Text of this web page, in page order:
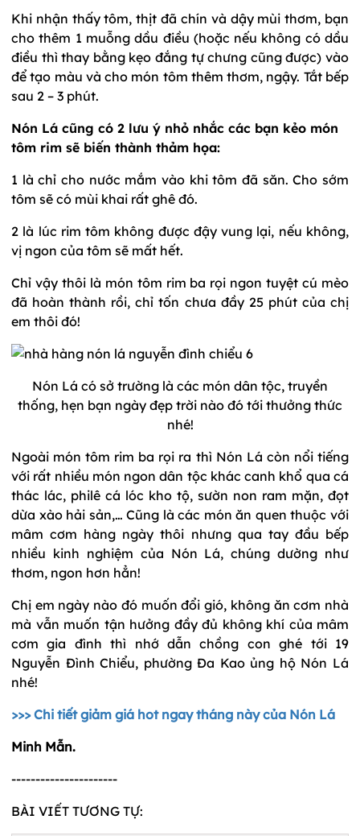
Khi nhận thấy tôm, thịt đã chín và dậy mùi thơm, bạn
cho thêm 1 muỗng dầu điều (hoặc nếu không có dầu
điều thì thay bằng kẹo đắng tự chưng cũng được) vào
để tạo màu và cho món tôm thêm thơm, ngậy. Tắt bếp
sau 2 – 3 phút.
Nón Lá cũng có 2 lưu ý nhỏ nhắc các bạn kẻo món
tôm rim sẽ biến thành thảm họa:
1 là chỉ cho nước mắm vào khi tôm đã săn. Cho sớm
tôm sẽ có mùi khai rất ghê đó.
2 là lúc rim tôm không được đậy vung lại, nếu không,
vị ngon của tôm sẽ mất hết.
Chỉ vậy thôi là món tôm rim ba rọi ngon tuyệt cú mèo
đã hoàn thành rồi, chỉ tốn chưa đầy 25 phút của chị
em thôi đó!
Nón Lá có sở trường là các món dân tộc, truyền
thống, hẹn bạn ngày đẹp trời nào đó tới thưởng thức
nhé!
Ngoài món tôm rim ba rọi ra thì Nón Lá còn nổi tiếng
với rất nhiều món ngon dân tộc khác canh khổ qua cá
thác lác, philê cá lóc kho tộ, sườn non ram mặn, đọt
dừa xào hải sản,… Cũng là các món ăn quen thuộc với
mâm cơm hàng ngày thôi nhưng qua tay đầu bếp
nhiều kinh nghiệm của Nón Lá, chúng dường như
thơm, ngon hơn hẳn!
Chị em ngày nào đó muốn đổi gió, không ăn cơm nhà
mà vẫn muốn tận hưởng đầy đủ không khí của mâm
cơm gia đình thì nhớ dẫn chồng con ghé tới 19
Nguyễn Đình Chiểu, phường Đa Kao ủng hộ Nón Lá
nhé!
>>> Chi tiết giảm giá hot ngay tháng này của Nón Lá
Minh Mẫn.
----------------------
BÀI VIẾT TƯƠNG TỰ: